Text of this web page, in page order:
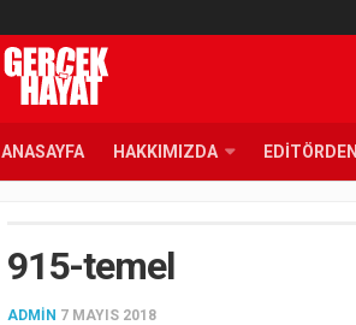
ANASAYFA HAKKIMIZDA EDITÖRDEN
915-temel
ADMIN 7 MAYIS 2018